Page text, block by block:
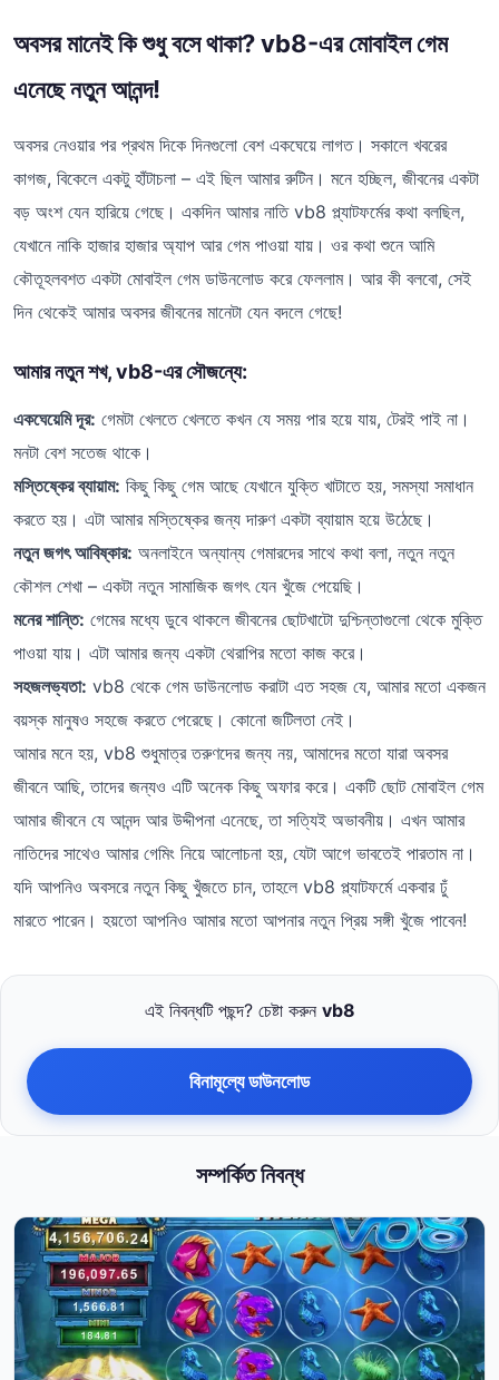
অবসর মানেই কি শুধু বসে থাকা? vb8-এর মোবাইল গেম
এনেছে নতুন আনন্দ!
অবসর নেওয়ার পর প্রথম দিকে দিনগুলো বেশ একঘেয়ে লাগত। সকালে খবরের
কাগজ, বিকেলে একটু হাঁটাচলা – এই ছিল আমার রুটিন। মনে হচ্ছিল, জীবনের একটা
বড় অংশ যেন হারিয়ে গেছে। একদিন আমার নাতি vb8 প্ল্যাটফর্মের কথা বলছিল,
যেখানে নাকি হাজার হাজার অ্যাপ আর গেম পাওয়া যায়। ওর কথা শুনে আমি
কৌতূহলবশত একটা মোবাইল গেম ডাউনলোড করে ফেললাম। আর কী বলবো, সেই
দিন থেকেই আমার অবসর জীবনের মানেটা যেন বদলে গেছে!
আমার নতুন শখ, vb8-এর সৌজন্যে:
একঘেয়েমি দূর: গেমটা খেলতে খেলতে কখন যে সময় পার হয়ে যায়, টেরই পাই না।
মনটা বেশ সতেজ থাকে।
মস্তিষ্কের ব্যায়াম: কিছু কিছু গেম আছে যেখানে যুক্তি খাটাতে হয়, সমস্যা সমাধান
করতে হয়। এটা আমার মস্তিষ্কের জন্য দারুণ একটা ব্যায়াম হয়ে উঠেছে।
নতুন জগৎ আবিষ্কার: অনলাইনে অন্যান্য গেমারদের সাথে কথা বলা, নতুন নতুন
কৌশল শেখা – একটা নতুন সামাজিক জগৎ যেন খুঁজে পেয়েছি।
মনের শান্তি: গেমের মধ্যে ডুবে থাকলে জীবনের ছোটখাটো দুশ্চিন্তাগুলো থেকে মুক্তি
পাওয়া যায়। এটা আমার জন্য একটা থেরাপির মতো কাজ করে।
সহজলভ্যতা: vb8 থেকে গেম ডাউনলোড করাটা এত সহজ যে, আমার মতো একজন
বয়স্ক মানুষও সহজে করতে পেরেছে। কোনো জটিলতা নেই।
আমার মনে হয়, vb8 শুধুমাত্র তরুণদের জন্য নয়, আমাদের মতো যারা অবসর
জীবনে আছি, তাদের জন্যও এটি অনেক কিছু অফার করে। একটি ছোট মোবাইল গেম
আমার জীবনে যে আনন্দ আর উদ্দীপনা এনেছে, তা সত্যিই অভাবনীয়। এখন আমার
নাতিদের সাথেও আমার গেমিং নিয়ে আলোচনা হয়, যেটা আগে ভাবতেই পারতাম না।
যদি আপনিও অবসরে নতুন কিছু খুঁজতে চান, তাহলে vb8 প্ল্যাটফর্মে একবার ঢুঁ
মারতে পারেন। হয়তো আপনিও আমার মতো আপনার নতুন প্রিয় সঙ্গী খুঁজে পাবেন!
এই নিবন্ধটি পছন্দ? চেষ্টা করুন vb8
বিনামূল্যে ডাউনলোড
সম্পর্কিত নিবন্ধ